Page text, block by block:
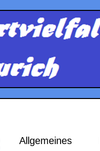
Allgemeines